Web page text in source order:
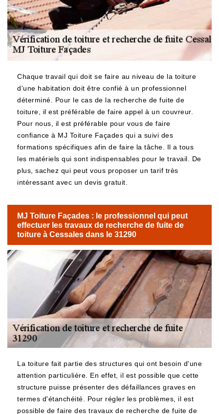
Chaque travail qui doit se faire au niveau de la toiture
d'une habitation doit être confié à un professionnel
déterminé. Pour le cas de la recherche de fuite de
toiture, il est préférable de faire appel à un couvreur.
Pour nous, il est préférable pour vous de faire
confiance à MJ Toiture Façades qui a suivi des
formations spécifiques afin de faire la tâche. Il a tous
les matériels qui sont indispensables pour le travail. De
plus, sachez qui peut vous proposer un tarif très
intéressant avec un devis gratuit.
MJ Toiture Façades : le professionnel qui peut
effectuer les travaux de recherche de fuite de
toiture à Cessales dans le 31290
La toiture fait partie des structures qui ont besoin d'une
attention particulière. En effet, il est possible que cette
structure puisse présenter des défaillances graves en
termes d'étanchéité. Pour régler les problèmes, il est
possible de faire des travaux de recherche de fuite de